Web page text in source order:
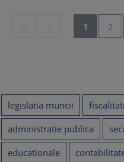
1 2
legislatia muncii
administratie publica
educationale